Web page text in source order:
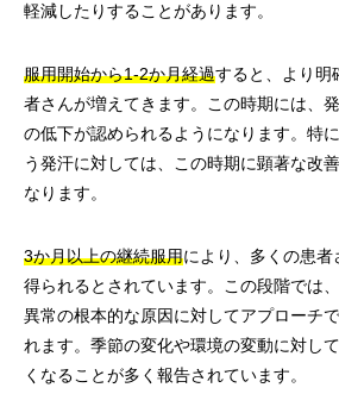
軽減したりすることがあります。
服用開始から1-2か月経過すると、より明
者さんが増えてきます。この時期には、
の低下が認められるようになります。特
う発汗に対しては、この時期に顕著な改
なります。
3か月以上の継続服用により、多くの患
得られるとされています。この段階では
異常の根本的な原因に対してアプローチ
れます。季節の変化や環境の変動に対し
くなることが多く報告されています。